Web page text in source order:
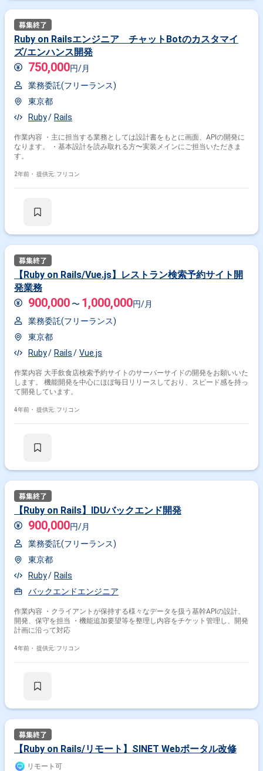
Ruby on Railsエンジニア チャットBotのカスタマイ
ズ/エンハンス開発
750,000円/月
業務委託(フリーランス)
東京都
Ruby
Rails
作業内容 ・主に担当する業務としては設計書をもとに画面、APIの開発に
なります。 ・基本設計を読み取れる方〜実装メインにご担当いただきま
す。
2年前・ 提供元: フリコン
【Ruby on Rails/Vue.js】レストラン検索予約サイト開
発業務
900,000 〜 1,000,000円/月
業務委託(フリーランス)
東京都
Ruby
Rails Vue.js
作業内容 大手飲食店検索予約サイトのサーバーサイドの開発をお願いいた
します。 機能開発を中心にほぼ毎日リリースしており、スピード感を持っ
て開発しています。
4年前・ 提供元: フリコン
【Ruby on Rails】IDUバックエンド開発
900,000円/月
業務委託(フリーランス)
東京都
Ruby
Rails
バックエンドエンジニア
作業内容 ・クライアントが保持する様々なデータを扱う基幹APIの設計、
開発、保守を担当 ・機能追加要望等を整理し内容をチケット管理し、開発
計画に沿って対応
4年前・ 提供元: フリコン
【Ruby on Rails/リモート】SINET Webポータル改修
リモート可